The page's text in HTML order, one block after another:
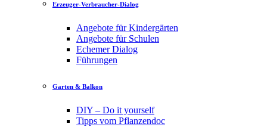
Erzeuger-Verbraucher-Dialog
Angebote für Kindergärten
Angebote für Schulen
Echemer Dialog
Führungen
Garten & Balkon
DIY – Do it yourself
Tipps vom Pflanzendoc